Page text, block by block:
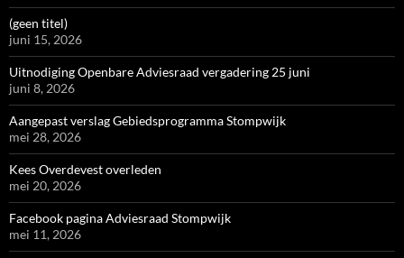
(geen titel)
juni 15, 2026
Uitnodiging Openbare Adviesraad vergadering 25 juni
juni 8, 2026
Aangepast verslag Gebiedsprogramma Stompwijk
mei 28, 2026
Kees Overdevest overleden
mei 20, 2026
Facebook pagina Adviesraad Stompwijk
mei 11, 2026